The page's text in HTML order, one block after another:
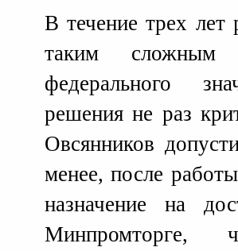
В течение трех лет
таким сложным
федерального
решения не раз
Овсянников
менее, после
назначение на